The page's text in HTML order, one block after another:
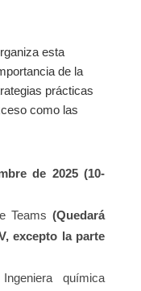
esta
de la
prácticas
como las
de 2025 (10-
Teams (Quedará
excepto la parte
química